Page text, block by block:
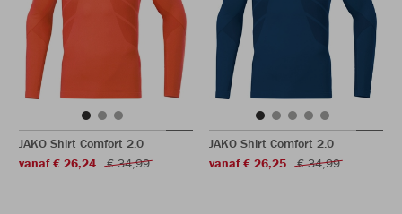
JAKO Shirt Comfort 2.0
vanaf € 26,24
€ 34,99
JAKO Shirt Comfort 2.0
vanaf € 26,25
€ 34,99